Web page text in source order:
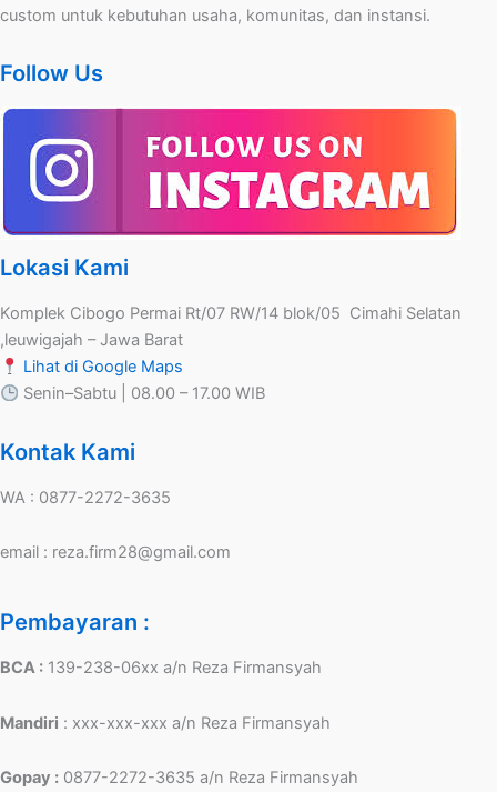
custom untuk kebutuhan usaha, komunitas, dan instansi.
Follow Us
Lokasi Kami
Komplek Cibogo Permai Rt/07 RW/14 blok/05 Cimahi Selatan
,leuwigajah – Jawa Barat
Lihat di Google Maps
Senin–Sabtu | 08.00 – 17.00 WIB
Kontak Kami
WA : 0877-2272-3635
email : reza.firm28@gmail.com
Pembayaran :
BCA : 139-238-06xx a/n Reza Firmansyah
Mandiri : xxx-xxx-xxx a/n Reza Firmansyah
Gopay : 0877-2272-3635 a/n Reza Firmansyah